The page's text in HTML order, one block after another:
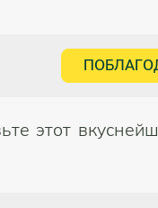
этот